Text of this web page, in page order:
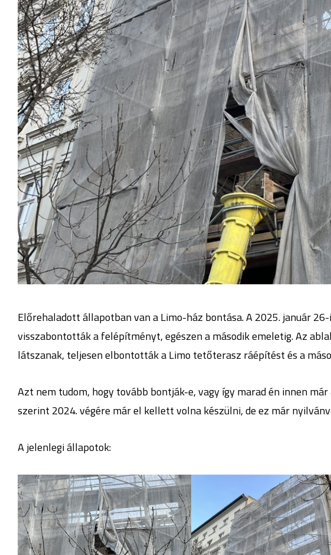
Előrehaladott állapotban van a Limo-ház bontása. A 2025. január
visszabontották a felépítményt, egészen a második emeletig. Az
látszanak, teljesen elbontották a Limo tetőterasz ráépítést és a
Azt nem tudom, hogy tovább bontják-e, vagy így marad én innen
szerint 2024. végére már el kellett volna készülni, de ez már
A jelenlegi állapotok: